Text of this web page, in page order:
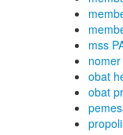
mss
obat
obat